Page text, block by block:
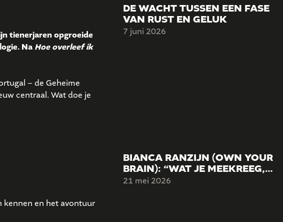
tienerjaren opgroeide
Na Hoe overleef ik
– de Geheime
centraal. Wat doe je
kennen en het avontuur
DE WACHT TUSSEN EEN FASE
VAN RUST EN GELUK
7 juni 2026
BIANCA RANZIJN (OWN YOUR
BRAIN): “WAT JE MEEKREEG,
HOEFT NIET TE BEPALEN WIE
21 mei 2026